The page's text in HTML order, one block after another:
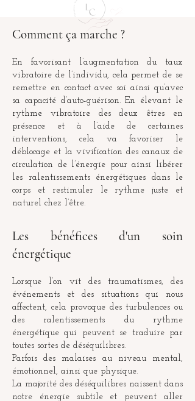
Comment ça marche ?
En favorisant l’augmentation du taux
vibratoire de l’individu, cela permet de se
remettre en contact avec soi ainsi qu’avec
sa capacité d’auto-guérison. En élevant le
rythme vibratoire des deux êtres en
présence et à l’aide de certaines
interventions, cela va favoriser le
déblocage et la vivification des canaux de
circulation de l’énergie pour ainsi libérer
les ralentissements énergétiques dans le
corps et restimuler le rythme juste et
naturel chez l’être.
Les bénéfices d'un soin
énergétique
Lorsque l’on vit des traumatismes, des
événements et des situations qui nous
affectent, cela provoque des turbulences ou
des ralentissements du rythme
énergétique qui peuvent se traduire par
toutes sortes de déséquilibres.
Parfois des malaises au niveau mental,
émotionnel, ainsi que physique.
La majorité des déséquilibres naissent dans
notre énergie subtile et peuvent aller